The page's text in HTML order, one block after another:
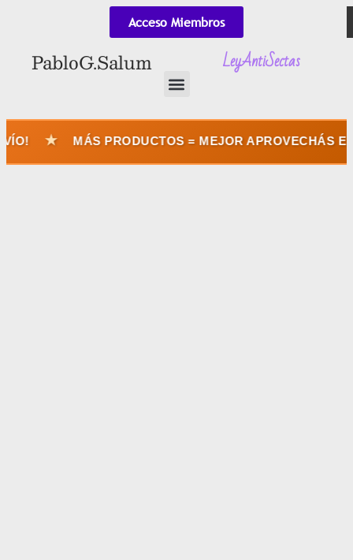
Acceso Miembros
Pablo G. Salum LeyAntiSectas
MÁS PRODUCTOS = MEJOR APROVECHÁS EL ENVÍO